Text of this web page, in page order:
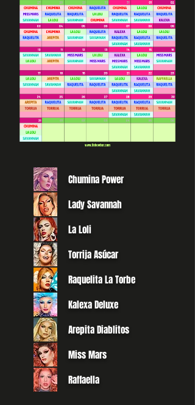
Chumina Power
Lady Savannah
La Loli
Torrija Asúcar
Raquelita La Torbe
Kalexa Deluxe
Arepita Diablitos
Miss Mars
Raffaella